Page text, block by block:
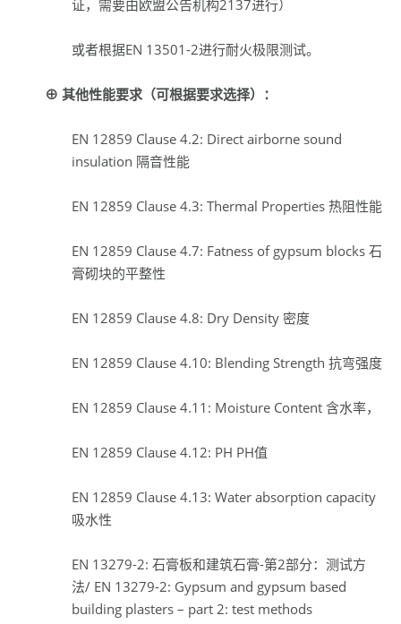
证，需要由欧盟公告机构2137进行）
或者根据EN 13501-2进行耐火极限测试。
⊕ 其他性能要求（可根据要求选择）：
EN 12859 Clause 4.2: Direct airborne sound
insulation 隔音性能
EN 12859 Clause 4.3: Thermal Properties 热阻性能
EN 12859 Clause 4.7: Fatness of gypsum blocks 石
膏砌块的平整性
EN 12859 Clause 4.8: Dry Density 密度
EN 12859 Clause 4.10: Blending Strength 抗弯强度
EN 12859 Clause 4.11: Moisture Content 含水率，
EN 12859 Clause 4.12: PH PH值
EN 12859 Clause 4.13: Water absorption capacity
吸水性
EN 13279-2: 石膏板和建筑石膏-第2部分：测试方
法/ EN 13279-2: Gypsum and gypsum based
building plasters – part 2: test methods